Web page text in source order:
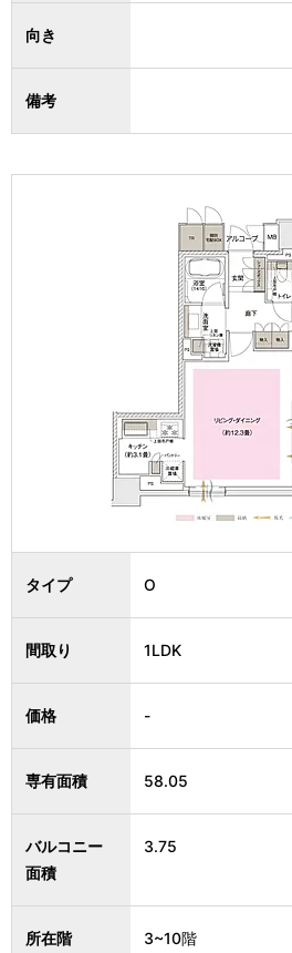
向き
備考
タイプ O
間取り 1LDK
価格 -
専有面積 58.05
バルコニー
面積
3.75
所在階 3~10階